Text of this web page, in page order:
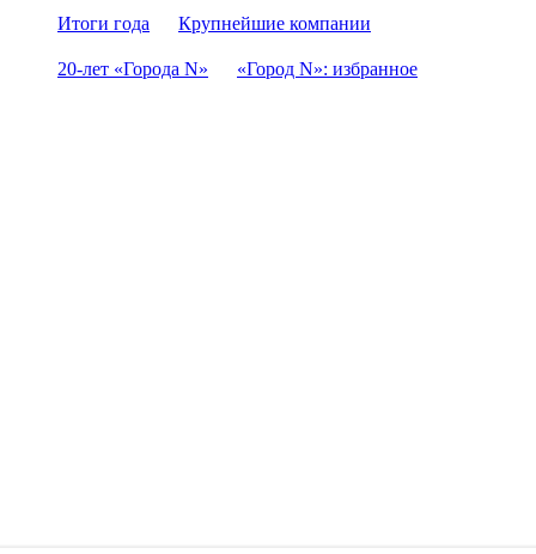
Итоги года
Крупнейшие компании
20-лет «Города N» «Город N»: избранное